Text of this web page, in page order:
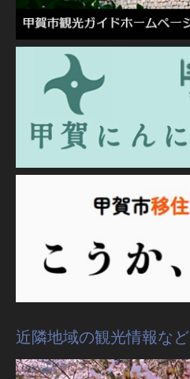
近隣地域の観光情報など